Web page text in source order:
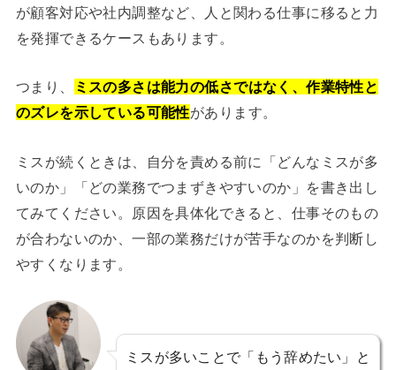
が顧客対応や社内調整など、人と関わる仕事に移ると力
を発揮できるケースもあります。
つまり、
ミスの多さは能力の低さではなく、作業特性と
のズレを示している可能性があります。
ミスが続くときは、自分を責める前に「どんなミスが多
いのか」「どの業務でつまずきやすいのか」を書き出し
てみてください。原因を具体化できると、仕事そのもの
が合わないのか、一部の業務だけが苦手なのかを判断し
やすくなります。
ミスが多いことで「もう辞めたい」と